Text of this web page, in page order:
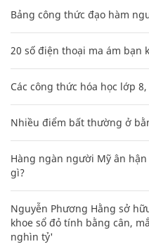
Bảng công thức đạo hàm
20 số điện thoại ma ám bạn
Các công thức hóa học lớp
Nhiều điểm bất thường ở
Hàng ngàn người Mỹ ân hận
gì?
Nguyễn Phương Hằng sở
khoe sổ đỏ tính bằng cân,
nghìn tỷ'